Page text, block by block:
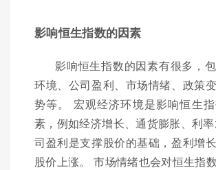
影响恒生指数的因素
影响恒生指数的因素有很多，
环境、公司盈利、市场情绪、政策
势等。 宏观经济环境是影响恒生
素，例如经济增长、通货膨胀、利
司盈利是支撑股价的基础，盈利增
股价上涨。 市场情绪也会对恒生指